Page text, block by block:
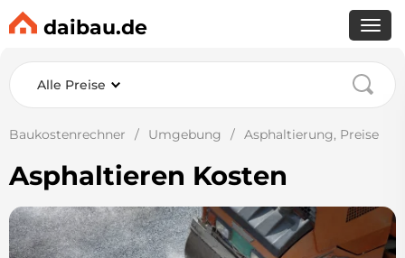
daibau.de
Baukostenrechner Umgebung Asphaltierung, Preise
Alle Preise
Asphaltieren Kosten